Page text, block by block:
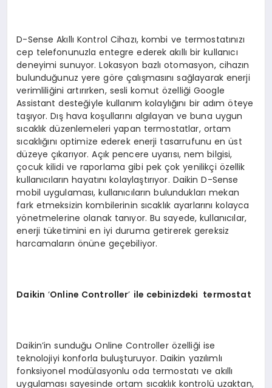
D-Sense Akıllı Kontrol Cihazı, kombi ve termostatınızı
cep telefonunuzla entegre ederek akıllı bir kullanıcı
deneyimi sunuyor. Lokasyon bazlı otomasyon, cihazın
bulunduğunuz yere göre çalışmasını sağlayarak enerji
verimliliğini artırırken, sesli komut özelliği Google
Assistant desteğiyle kullanım kolaylığını bir adım öteye
taşıyor. Dış hava koşullarını algılayan ve buna uygun
sıcaklık düzenlemeleri yapan termostatlar, ortam
sıcaklığını optimize ederek enerji tasarrufunu en üst
düzeye çıkarıyor. Açık pencere uyarısı, nem bilgisi,
çocuk kilidi ve raporlama gibi pek çok yenilikçi özellik
kullanıcıların hayatını kolaylaştırıyor. Daikin D-Sense
mobil uygulaması, kullanıcıların bulundukları mekan
fark etmeksizin kombilerinin sıcaklık ayarlarını kolayca
yönetmelerine olanak tanıyor. Bu sayede, kullanıcılar,
enerji tüketimini en iyi duruma getirerek gereksiz
harcamaların önüne geçebiliyor.
Daikin ‘Online Controller’ ile cebinizdeki termostat
Daikin’in sunduğu Online Controller özelliği ise
teknolojiyi konforla buluşturuyor. Daikin yazılımlı
fonksiyonel modülasyonlu oda termostatı ve akıllı
uygulaması sayesinde ortam sıcaklık kontrolü uzaktan,